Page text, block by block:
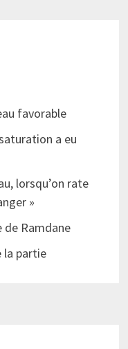
favorable
a eu
lorsqu’on rate
»
Ramdane
la partie